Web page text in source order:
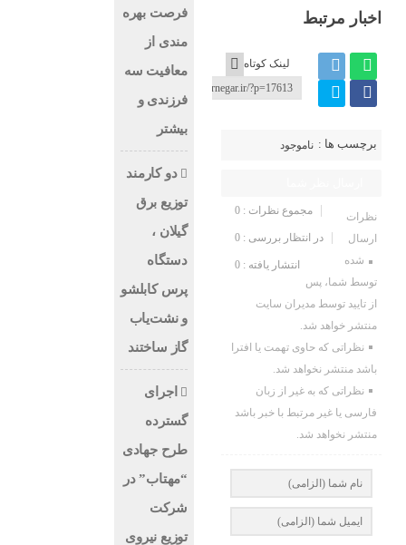
اخبار مرتبط
لینک کوتاه
برچسب ها : ناموجود
مجموع نظرات : 0
در انتظار بررسی : 0
انتشار یافته : 0
نظرات
ارسال
شده
توسط شما، پس
از تایید توسط مدیران سایت
منتشر خواهد شد.
نظراتی که حاوی تهمت یا افترا
باشد منتشر نخواهد شد.
نظراتی که به غیر از زبان
فارسی یا غیر مرتبط با خبر باشد
منتشر نخواهد شد.
فرصت بهره
مندی از
معافیت سه
فرزندی و
بیشتر
دو کارمند
توزیع برق
گیلان ،
دستگاه
پرس کابلشو
و نشت‌یاب
گاز ساختند
اجرای
گسترده
طرح جهادی
“مهتاب” در
شرکت
توزیع نیروی